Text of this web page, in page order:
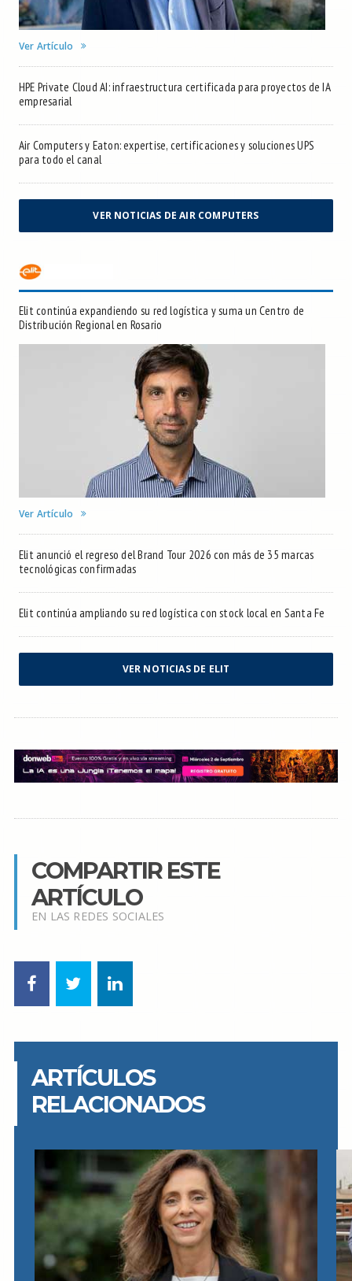
Ver Artículo
HPE Private Cloud AI: infraestructura certificada para proyectos de IA
empresarial
Air Computers y Eaton: expertise, certificaciones y soluciones UPS
para todo el canal
VER NOTICIAS DE AIR COMPUTERS
Elit continúa expandiendo su red logística y suma un Centro de
Distribución Regional en Rosario
Ver Artículo
Elit anunció el regreso del Brand Tour 2026 con más de 35 marcas
tecnológicas confirmadas
Elit continúa ampliando su red logística con stock local en Santa Fe
VER NOTICIAS DE ELIT
COMPARTIR ESTE
ARTÍCULO
EN LAS REDES SOCIALES
ARTÍCULOS
RELACIONADOS